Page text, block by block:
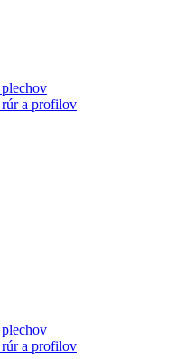
rúr a profilov
rúr a profilov